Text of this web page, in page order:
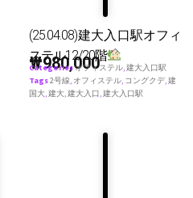
(25.04.08)建大入口駅オフィ
ステル12/20階
₩980,000
Categoriesオフィステル,建大入口駅
Tags2号線, オフィステル, コングクデ,建
国大,建大,建大入口,建大入口駅